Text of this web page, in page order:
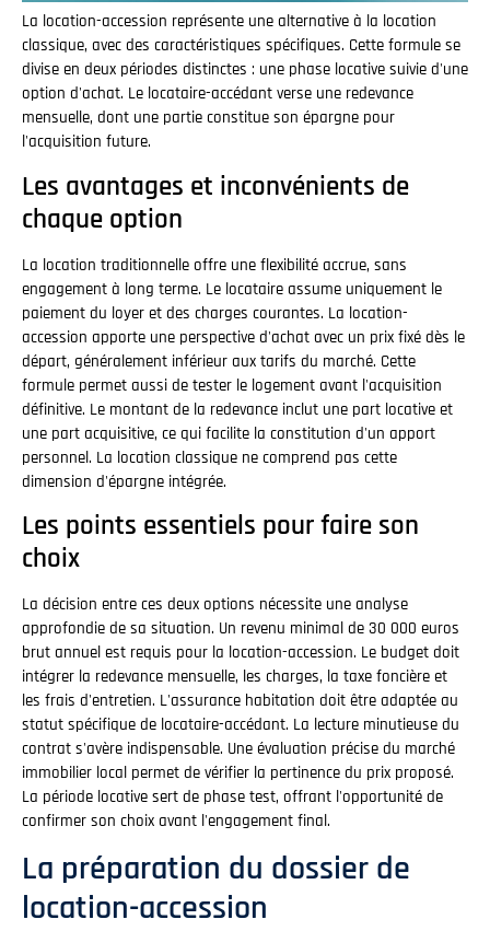
La location-accession représente une alternative à la location
classique, avec des caractéristiques spécifiques. Cette formule se
divise en deux périodes distinctes : une phase locative suivie d'une
option d'achat. Le locataire-accédant verse une redevance
mensuelle, dont une partie constitue son épargne pour
l'acquisition future.
Les avantages et inconvénients de
chaque option
La location traditionnelle offre une flexibilité accrue, sans
engagement à long terme. Le locataire assume uniquement le
paiement du loyer et des charges courantes. La location-
accession apporte une perspective d'achat avec un prix fixé dès le
départ, généralement inférieur aux tarifs du marché. Cette
formule permet aussi de tester le logement avant l'acquisition
définitive. Le montant de la redevance inclut une part locative et
une part acquisitive, ce qui facilite la constitution d'un apport
personnel. La location classique ne comprend pas cette
dimension d'épargne intégrée.
Les points essentiels pour faire son
choix
La décision entre ces deux options nécessite une analyse
approfondie de sa situation. Un revenu minimal de 30 000 euros
brut annuel est requis pour la location-accession. Le budget doit
intégrer la redevance mensuelle, les charges, la taxe foncière et
les frais d'entretien. L'assurance habitation doit être adaptée au
statut spécifique de locataire-accédant. La lecture minutieuse du
contrat s'avère indispensable. Une évaluation précise du marché
immobilier local permet de vérifier la pertinence du prix proposé.
La période locative sert de phase test, offrant l'opportunité de
confirmer son choix avant l'engagement final.
La préparation du dossier de
location-accession